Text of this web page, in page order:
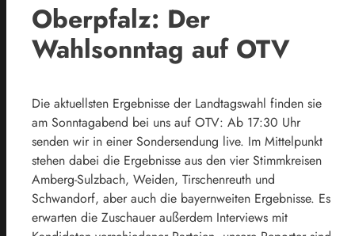
Oberpfalz: Der
Wahlsonntag auf OTV
Die aktuellsten Ergebnisse der Landtagswahl finden sie
am Sonntagabend bei uns auf OTV: Ab 17:30 Uhr
senden wir in einer Sondersendung live. Im Mittelpunkt
stehen dabei die Ergebnisse aus den vier Stimmkreisen
Amberg-Sulzbach, Weiden, Tirschenreuth und
Schwandorf, aber auch die bayernweiten Ergebnisse. Es
erwarten die Zuschauer außerdem Interviews mit